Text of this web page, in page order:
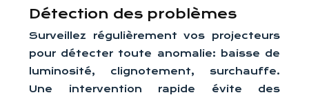
Détection des problèmes
Surveillez régulièrement vos projecteurs
pour détecter toute anomalie: baisse de
luminosité, clignotement, surchauffe.
Une intervention rapide évite des